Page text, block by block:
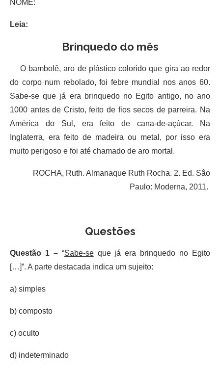
NOME:
Leia:
Brinquedo do mês
O bambolê, aro de plástico colorido que gira ao redor
do corpo num rebolado, foi febre mundial nos anos 60.
Sabe-se que já era brinquedo no Egito antigo, no ano
1000 antes de Cristo, feito de fios secos de parreira. Na
América do Sul, era feito de cana-de-açúcar. Na
Inglaterra, era feito de madeira ou metal, por isso era
muito perigoso e foi até chamado de aro mortal.
ROCHA, Ruth. Almanaque Ruth Rocha. 2. Ed. Sâo
Paulo: Moderna, 2011.
Questões
Questão 1 – “Sabe-seque já era brinquedo no Egito
[…]”. A parte destacada indica um sujeito:
a) simples
b) composto
c) oculto
d) indeterminado